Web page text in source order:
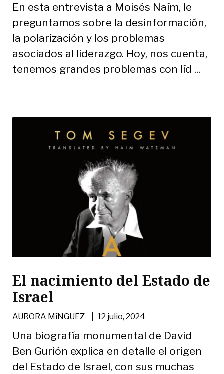
En esta entrevista a Moisés Naím, le
preguntamos sobre la desinformación,
la polarización y los problemas
asociados al liderazgo. Hoy, nos cuenta,
tenemos grandes problemas con líd ...
El nacimiento del Estado de
Israel
AURORA MíNGUEZ | 12 julio, 2024
Una biografía monumental de David
Ben Gurión explica en detalle el origen
del Estado de Israel, con sus muchas